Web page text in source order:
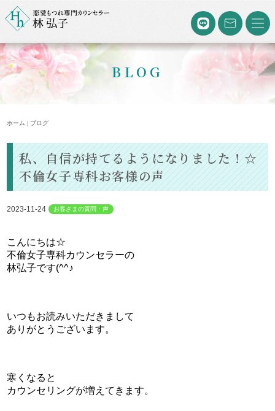
BLOG
ホーム | ブログ
私、自信が持てるようになりました！☆
不倫女子専科お客様の声
2023-11-24 お客さまの質問・声
こんにちは☆
不倫女子専科カウンセラーの
林弘子です(^^♪
いつもお読みいただきまして
ありがとうございます。
寒くなると
カウンセリングが増えてきます。